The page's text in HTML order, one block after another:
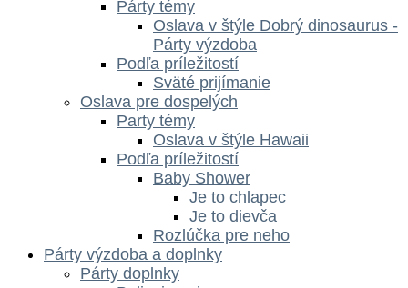
Párty témy
Oslava v štýle Dobrý dinosaurus -
Párty výzdoba
Podľa príležitostí
Sväté prijímanie
Oslava pre dospelých
Party témy
Oslava v štýle Hawaii
Podľa príležitostí
Baby Shower
Je to chlapec
Je to dievča
Rozlúčka pre neho
Párty výzdoba a doplnky
Párty doplnky